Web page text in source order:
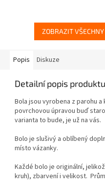
ZOBRAZIT
Popis Diskuze
Detailní popis produktu
Bola jsou vyrobena z parohu
povrchovou úpravou buď
varianta to bude, je už na vás.
Bolo je slušivý a oblíbený
místo vázanky.
Každé bolo je originální,
kruh), zbarvení i velikost.